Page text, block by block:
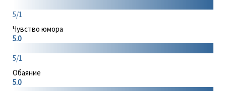
5/1
Чувство юмора
5.0
5/1
Обаяние
5.0